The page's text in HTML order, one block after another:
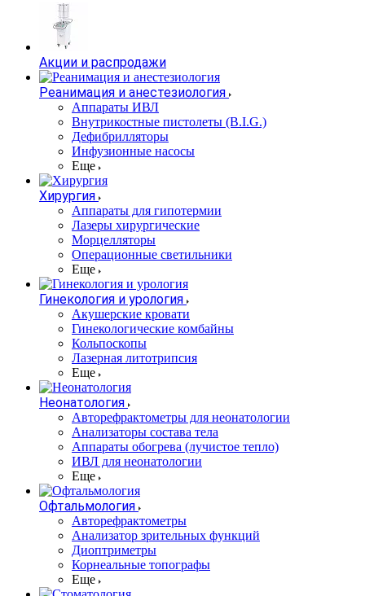
Акции и распродажи
Реанимация и анестезиология
Аппараты ИВЛ
Внутрикостные пистолеты (B.I.G.)
Дефибрилляторы
Инфузионные насосы
Еще
Хирургия
Аппараты для гипотермии
Лазеры хирургические
Морцелляторы
Операционные светильники
Еще
Гинекология и урология
Акушерские кровати
Гинекологические комбайны
Кольпоскопы
Лазерная литотрипсия
Еще
Неонатология
Авторефрактометры для неонатологии
Анализаторы состава тела
Аппараты обогрева (лучистое тепло)
ИВЛ для неонатологии
Еще
Офтальмология
Авторефрактометры
Анализатор зрительных функций
Диоптриметры
Корнеальные топографы
Еще